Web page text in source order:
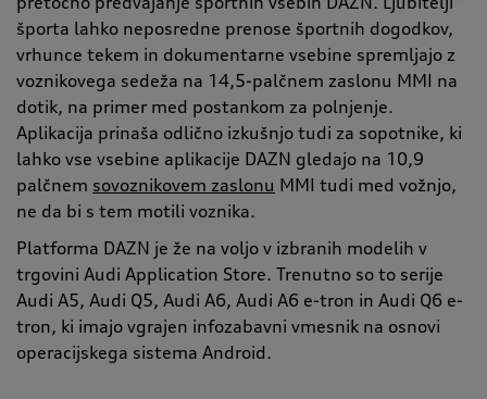
športa lahko neposredne prenose športnih dogodkov,
vrhunce tekem in dokumentarne vsebine spremljajo z
voznikovega sedeža na 14,5-palčnem zaslonu MMI na
dotik, na primer med postankom za polnjenje.
Aplikacija prinaša odlično izkušnjo tudi za sopotnike, ki
lahko vse vsebine aplikacije DAZN gledajo na 10,9
palčnem sovoznikovem zaslonu MMI tudi med vožnjo,
ne da bi s tem motili voznika.
Platforma DAZN je že na voljo v izbranih modelih v
trgovini Audi Application Store. Trenutno so to serije
Audi A5, Audi Q5, Audi A6, Audi A6 e-tron in Audi Q6 e-
tron, ki imajo vgrajen infozabavni vmesnik na osnovi
operacijskega sistema Android.